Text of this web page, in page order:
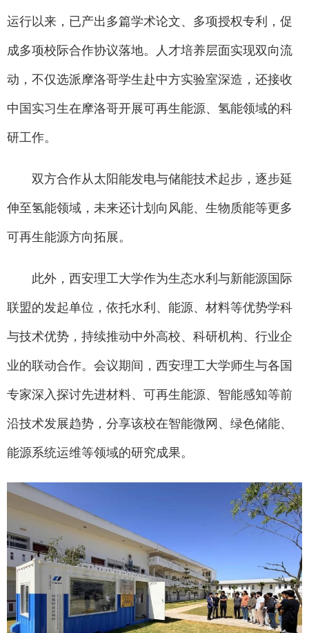
运行以来，已产出多篇学术论文、多项授权专利，促
成多项校际合作协议落地。人才培养层面实现双向流
动，不仅选派摩洛哥学生赴中方实验室深造，还接收
中国实习生在摩洛哥开展可再生能源、氢能领域的科
研工作。
双方合作从太阳能发电与储能技术起步，逐步延
伸至氢能领域，未来还计划向风能、生物质能等更多
可再生能源方向拓展。
此外，西安理工大学作为生态水利与新能源国际
联盟的发起单位，依托水利、能源、材料等优势学科
与技术优势，持续推动中外高校、科研机构、行业企
业的联动合作。会议期间，西安理工大学师生与各国
专家深入探讨先进材料、可再生能源、智能感知等前
沿技术发展趋势，分享该校在智能微网、绿色储能、
能源系统运维等领域的研究成果。